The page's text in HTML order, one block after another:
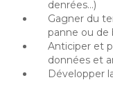
denrées…)
Gagner du
panne ou de
Anticiper et
données et
Développer